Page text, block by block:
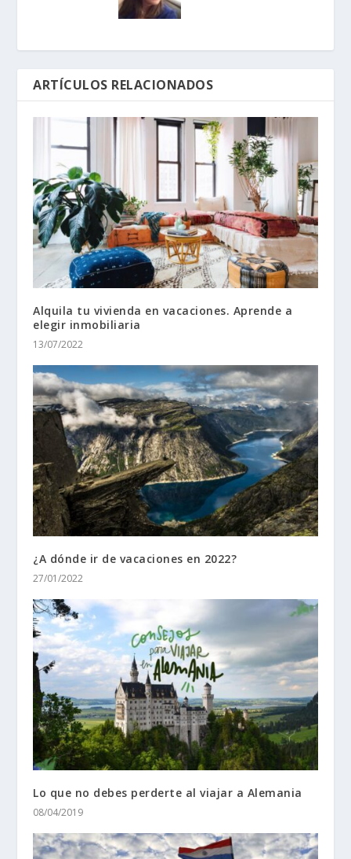
ARTÍCULOS RELACIONADOS
Alquila tu vivienda en vacaciones. Aprende a
elegir inmobiliaria
13/07/2022
¿A dónde ir de vacaciones en 2022?
27/01/2022
Lo que no debes perderte al viajar a Alemania
08/04/2019